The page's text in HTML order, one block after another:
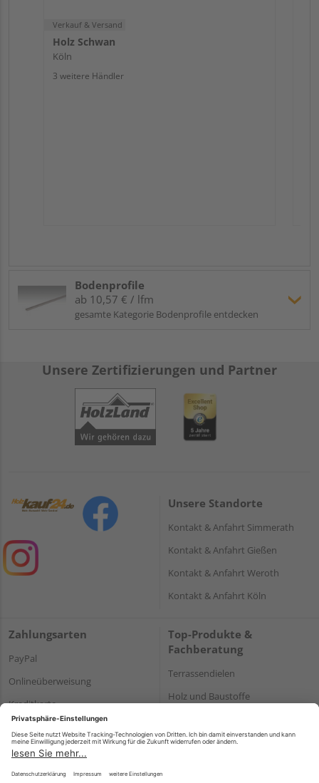
Verkauf & Versand
Holz Schwan
Köln
3 weitere Händler
Bodenprofile
ab 10,57 € / lfm
gesamte Kategorie Bodenprofile entdecken
Unsere Zertifizierungen und Partner
Unsere Standorte
Kontakt & Anfahrt Simmerath
Kontakt & Anfahrt Gießen
Kontakt & Anfahrt Weroth
Kontakt & Anfahrt Köln
Zahlungsarten
PayPal
Onlineüberweisung
Kreditkarte
Rechnung*
*Bonität vorausgesetzt
Top-Produkte &
Fachberatung
Terrassendielen
Holz und Baustoffe